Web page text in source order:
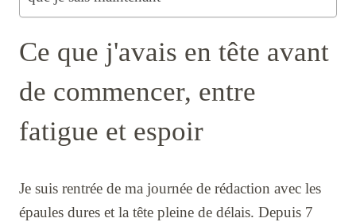
Ce que j'avais en tête avant
de commencer, entre
fatigue et espoir
Je suis rentrée de ma journée de rédaction avec les
épaules dures et la tête pleine de délais. Depuis 7